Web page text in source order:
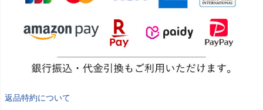
返品特約について